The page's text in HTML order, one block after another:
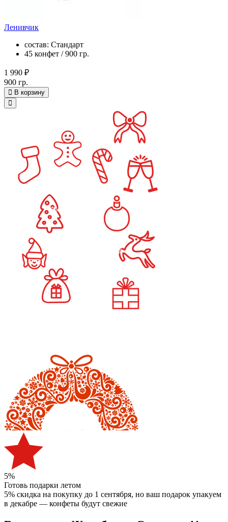
Ленивчик
состав: Стандарт
45 конфет / 900 гр.
1 990 ₽
900 гр.
В корзину
5%
Готовь подарки летом
5% скидка на покупку до 1 сентября, но ваш подарок упакуем
в декабре — конфеты будут свежие